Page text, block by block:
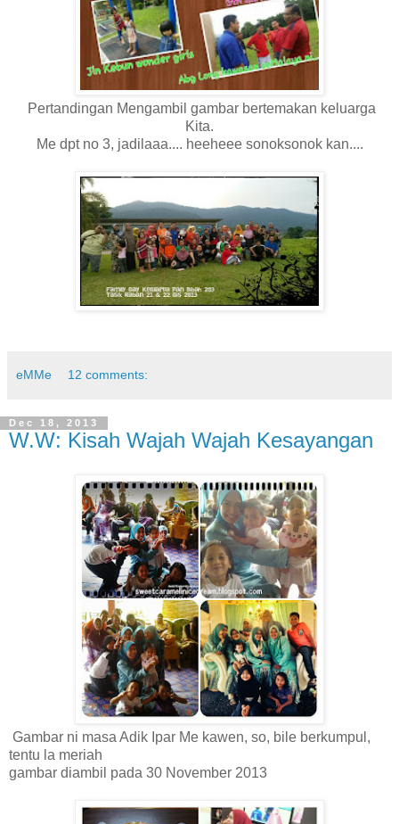
Pertandingan Mengambil gambar bertemakan keluarga
Kita.
Me dpt no 3, jadilaaa.... heeheee sonoksonok kan....
eMMe 12 comments:
Dec 18, 2013
W.W: Kisah Wajah Wajah Kesayangan
Gambar ni masa Adik Ipar Me kawen, so, bile berkumpul,
tentu la meriah
gambar diambil pada 30 November 2013